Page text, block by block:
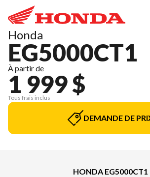
Honda
EG5000CT1
À partir de
1 999 $
Tous frais inclus
DEMANDE DE
HONDA EG5000CT1